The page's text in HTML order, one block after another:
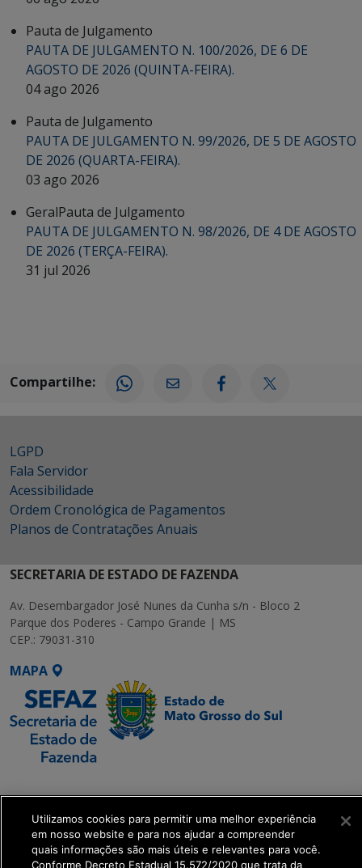
Pauta de Julgamento
PAUTA DE JULGAMENTO N. 100/2026, DE 6 DE
AGOSTO DE 2026 (QUINTA-FEIRA).
04 ago 2026
Pauta de Julgamento
PAUTA DE JULGAMENTO N. 99/2026, DE 5 DE AGOSTO
DE 2026 (QUARTA-FEIRA).
03 ago 2026
GeralPauta de Julgamento
PAUTA DE JULGAMENTO N. 98/2026, DE 4 DE AGOSTO
DE 2026 (TERÇA-FEIRA).
31 jul 2026
Compartilhe:
LGPD
Fala Servidor
Acessibilidade
Ordem Cronológica de Pagamentos
Planos de Contratações Anuais
SECRETARIA DE ESTADO DE FAZENDA
Av. Desembargador José Nunes da Cunha s/n - Bloco 2
Parque dos Poderes - Campo Grande | MS
CEP.: 79031-310
MAPA
Executiva de
Transformação Digital
get_footer();
Utilizamos cookies para permitir uma melhor experiência
em nosso website e para nos ajudar a compreender
quais informações são mais úteis e relevantes para você.
Conforme Decreto Estadual 15.572/2020 que trata da